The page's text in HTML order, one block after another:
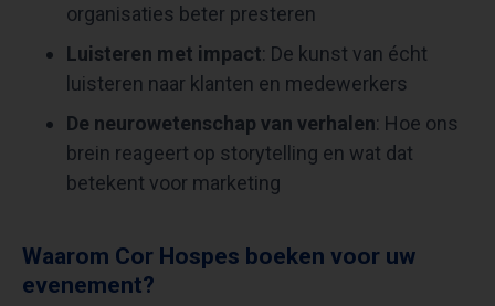
organisaties beter presteren
Luisteren met impact: De kunst van écht
luisteren naar klanten en medewerkers
De neurowetenschap van verhalen: Hoe ons
brein reageert op storytelling en wat dat
betekent voor marketing
Waarom Cor Hospes boeken voor uw
evenement?